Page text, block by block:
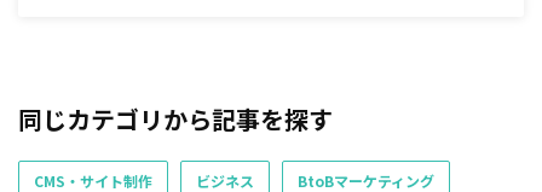
同じカテゴリから記事を探す
CMS・サイト制作 ビジネス BtoBマーケティング